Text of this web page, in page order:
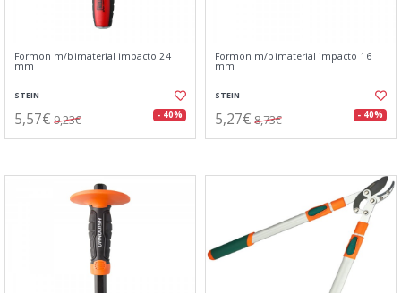
Formon m/bimaterial impacto 24
mm
STEIN
5,57€ 9,23€ - 40%
Formon m/bimaterial impacto 16
mm
STEIN
5,27€ 8,73€ - 40%